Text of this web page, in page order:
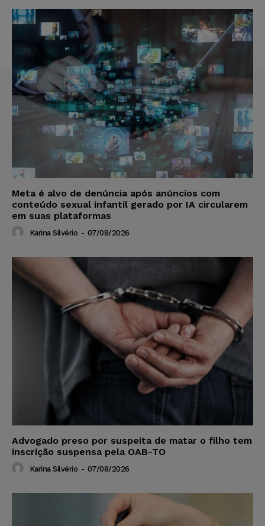
Meta é alvo de denúncia após anúncios com
conteúdo sexual infantil gerado por IA circularem
em suas plataformas
Karina Silvério - 07/08/2026
Advogado preso por suspeita de matar o filho tem
inscrição suspensa pela OAB-TO
Karina Silvério - 07/08/2026